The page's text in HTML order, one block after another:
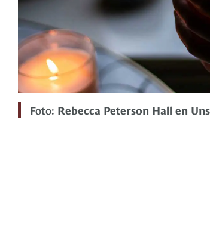
Foto: Rebecca Peterson Hall en